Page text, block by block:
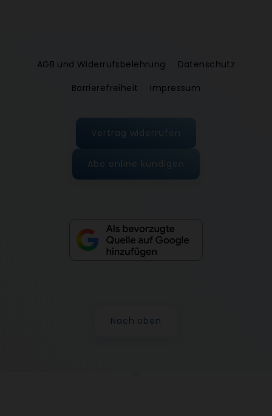
AGB und Widerrufsbelehrung
Datenschutz
Barrierefreiheit
Impressum
Vertrag widerrufen
Abo online kündigen
Nach oben